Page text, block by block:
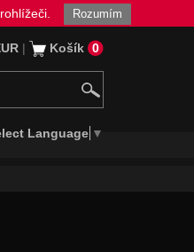
Rozumím
| Košík 0
Language ▼